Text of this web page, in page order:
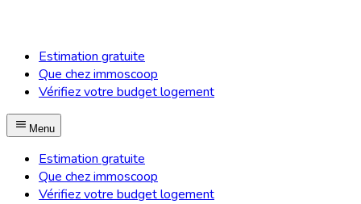
Estimation gratuite
Que chez immoscoop
Vérifiez votre budget logement
Menu
Estimation gratuite
Que chez immoscoop
Vérifiez votre budget logement